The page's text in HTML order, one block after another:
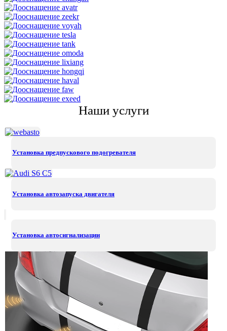
Наши услуги
Установка предпускового подогревателя
Установка автозапуска двигателя
Установка автосигнализации